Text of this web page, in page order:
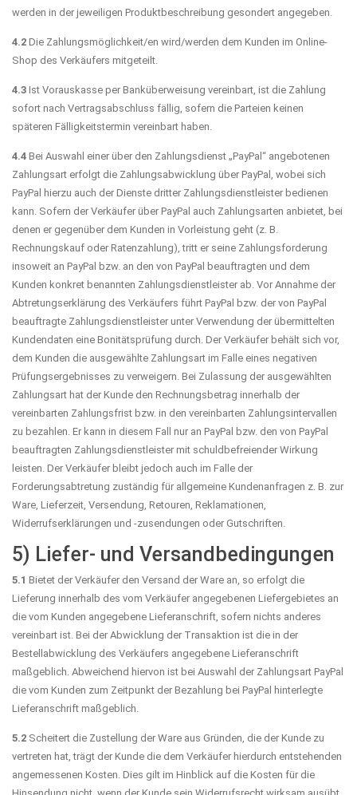
werden in der jeweiligen Produktbeschreibung gesondert angegeben.
4.2 Die Zahlungsmöglichkeit/en wird/werden dem Kunden im Online-
Shop des Verkäufers mitgeteilt.
4.3 Ist Vorauskasse per Banküberweisung vereinbart, ist die Zahlung
sofort nach Vertragsabschluss fällig, sofern die Parteien keinen
späteren Fälligkeitstermin vereinbart haben.
4.4 Bei Auswahl einer über den Zahlungsdienst „PayPal“ angebotenen
Zahlungsart erfolgt die Zahlungsabwicklung über PayPal, wobei sich
PayPal hierzu auch der Dienste dritter Zahlungsdienstleister bedienen
kann. Sofern der Verkäufer über PayPal auch Zahlungsarten anbietet, bei
denen er gegenüber dem Kunden in Vorleistung geht (z. B.
Rechnungskauf oder Ratenzahlung), tritt er seine Zahlungsforderung
insoweit an PayPal bzw. an den von PayPal beauftragten und dem
Kunden konkret benannten Zahlungsdienstleister ab. Vor Annahme der
Abtretungserklärung des Verkäufers führt PayPal bzw. der von PayPal
beauftragte Zahlungsdienstleister unter Verwendung der übermittelten
Kundendaten eine Bonitätsprüfung durch. Der Verkäufer behält sich vor,
dem Kunden die ausgewählte Zahlungsart im Falle eines negativen
Prüfungsergebnisses zu verweigern. Bei Zulassung der ausgewählten
Zahlungsart hat der Kunde den Rechnungsbetrag innerhalb der
vereinbarten Zahlungsfrist bzw. in den vereinbarten Zahlungsintervallen
zu bezahlen. Er kann in diesem Fall nur an PayPal bzw. den von PayPal
beauftragten Zahlungsdienstleister mit schuldbefreiender Wirkung
leisten. Der Verkäufer bleibt jedoch auch im Falle der
Forderungsabtretung zuständig für allgemeine Kundenanfragen z. B. zur
Ware, Lieferzeit, Versendung, Retouren, Reklamationen,
Widerrufserklärungen und -zusendungen oder Gutschriften.
5) Liefer- und Versandbedingungen
5.1 Bietet der Verkäufer den Versand der Ware an, so erfolgt die
Lieferung innerhalb des vom Verkäufer angegebenen Liefergebietes an
die vom Kunden angegebene Lieferanschrift, sofern nichts anderes
vereinbart ist. Bei der Abwicklung der Transaktion ist die in der
Bestellabwicklung des Verkäufers angegebene Lieferanschrift
maßgeblich. Abweichend hiervon ist bei Auswahl der Zahlungsart PayPal
die vom Kunden zum Zeitpunkt der Bezahlung bei PayPal hinterlegte
Lieferanschrift maßgeblich.
5.2 Scheitert die Zustellung der Ware aus Gründen, die der Kunde zu
vertreten hat, trägt der Kunde die dem Verkäufer hierdurch entstehenden
angemessenen Kosten. Dies gilt im Hinblick auf die Kosten für die